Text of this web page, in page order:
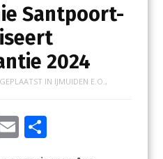
Santpoort-
2024
IN IJMUIDEN E.O.,
E D